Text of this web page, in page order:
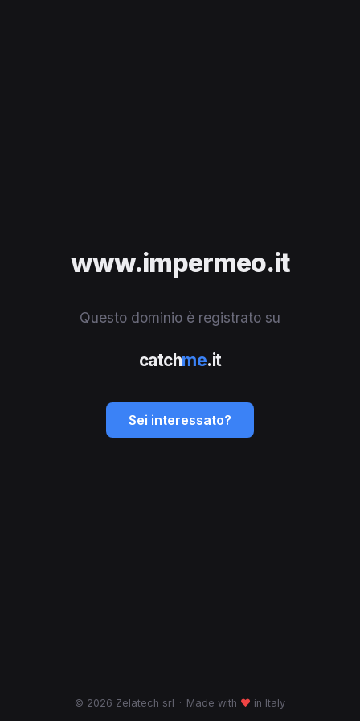
www.impermeo.it
Questo dominio è registrato su
catchme.it
Sei interessato?
© 2026 Zelatech srl · Made with ♥ in Italy